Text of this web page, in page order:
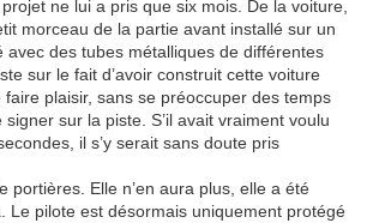
ne lui a pris que six mois. De la voiture,
morceau de la partie avant installé sur un
avec des tubes métalliques de différentes
sur le fait d’avoir construit cette voiture
plaisir, sans se préoccuper des temps
signer sur la piste. S’il avait vraiment voulu
il s’y serait sans doute pris
portières. Elle n’en aura plus, elle a été
Le pilote est désormais uniquement protégé